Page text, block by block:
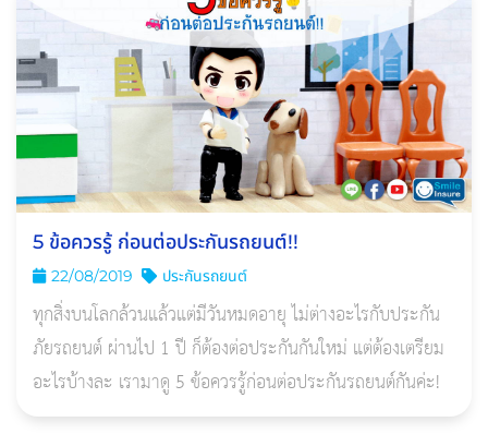
5 ข้อควรรู้ ก่อนต่อประกันรถยนต์!!
22/08/2019 ประกันรถยนต์
ทุกสิ่งบนโลกล้วนแล้วแต่มีวันหมดอายุ ไม่ต่างอะไรกับประกัน
ภัยรถยนต์ ผ่านไป 1 ปี ก็ต้องต่อประกันกันใหม่ แต่ต้องเตรียม
อะไรบ้างละ เรามาดู 5 ข้อควรรู้ก่อนต่อประกันรถยนต์กันค่ะ!